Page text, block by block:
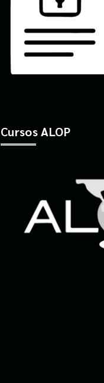
Cursos ALOP